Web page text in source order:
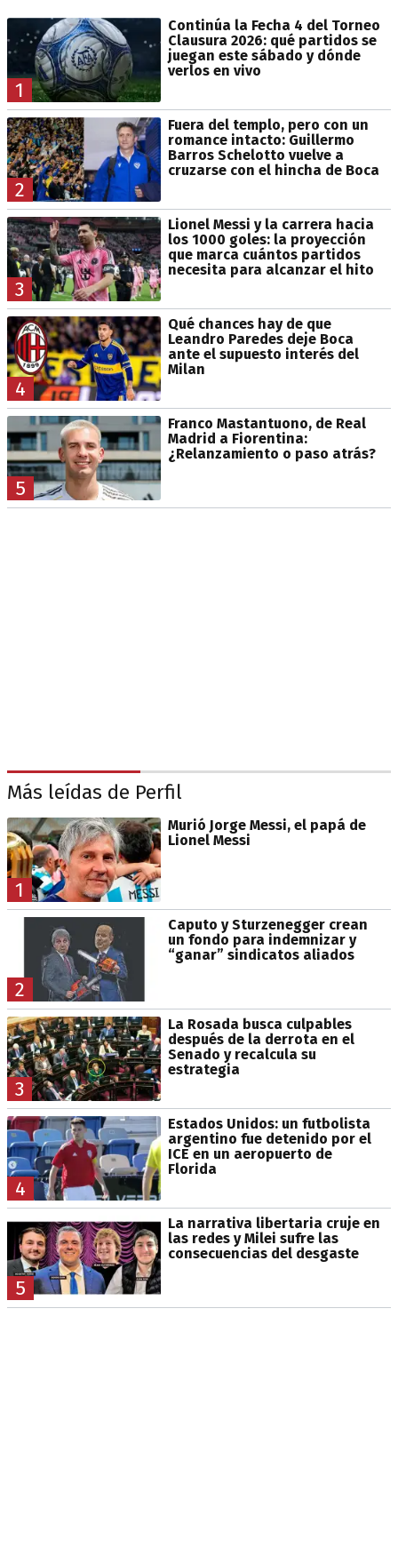
1
Continúa la Fecha 4 del Torneo
Clausura 2026: qué partidos se
juegan este sábado y dónde
verlos en vivo
2
Fuera del templo, pero con un
romance intacto: Guillermo
Barros Schelotto vuelve a
cruzarse con el hincha de Boca
3
Lionel Messi y la carrera hacia
los 1000 goles: la proyección
que marca cuántos partidos
necesita para alcanzar el hito
4
Qué chances hay de que
Leandro Paredes deje Boca
ante el supuesto interés del
Milan
5
Franco Mastantuono, de Real
Madrid a Fiorentina:
¿Relanzamiento o paso atrás?
Más leídas de Perfil
1
Murió Jorge Messi, el papá de
Lionel Messi
2
Caputo y Sturzenegger crean
un fondo para indemnizar y
“ganar” sindicatos aliados
3
La Rosada busca culpables
después de la derrota en el
Senado y recalcula su
estrategia
4
Estados Unidos: un futbolista
argentino fue detenido por el
ICE en un aeropuerto de
Florida
5
La narrativa libertaria cruje en
las redes y Milei sufre las
consecuencias del desgaste